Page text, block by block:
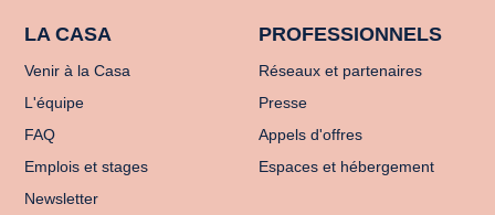
LA CASA
Venir à la Casa
L'équipe
FAQ
Emplois et stages
Newsletter
PROFESSIONNELS
Réseaux et partenaires
Presse
Appels d'offres
Espaces et hébergement